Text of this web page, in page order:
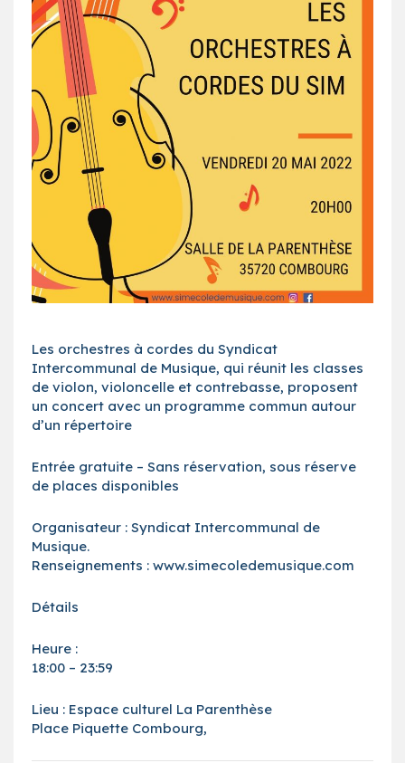
Les orchestres à cordes du Syndicat
Intercommunal de Musique, qui réunit les classes
de violon, violoncelle et contrebasse, proposent
un concert avec un programme commun autour
d’un répertoire
Entrée gratuite – Sans réservation, sous réserve
de places disponibles
Organisateur : Syndicat Intercommunal de
Musique.
Renseignements : www.simecoledemusique.com
Détails
Heure :
18:00 – 23:59
Lieu : Espace culturel La Parenthèse
Place Piquette Combourg,